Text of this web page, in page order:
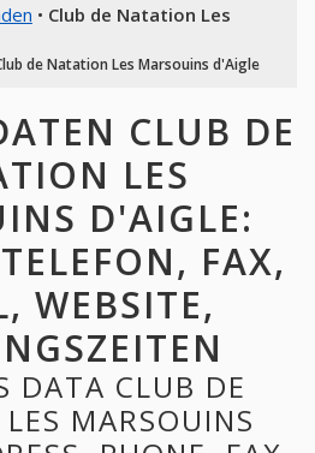
• Club de Natation Les
de Natation Les Marsouins d'Aigle
CLUB DE
LES
D'AIGLE:
FAX,
WEBSITE,
DATA CLUB DE
MARSOUINS